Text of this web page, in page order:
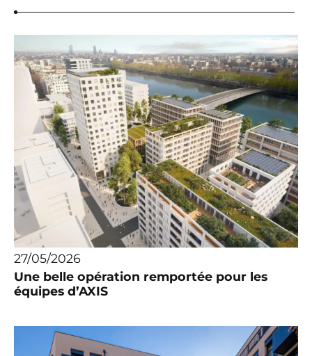
27/05/2026
Une belle opération remportée pour les
équipes d’AXIS